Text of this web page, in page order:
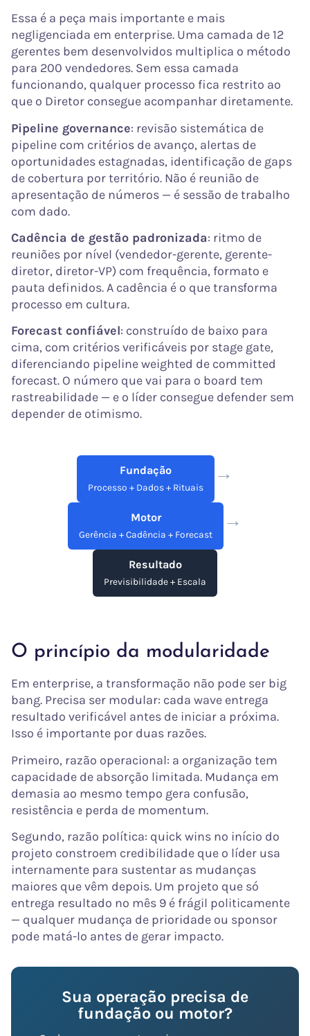
Essa é a peça mais importante e mais
negligenciada em enterprise. Uma camada de 12
gerentes bem desenvolvidos multiplica o método
para 200 vendedores. Sem essa camada
funcionando, qualquer processo fica restrito ao
que o Diretor consegue acompanhar diretamente.
Pipeline governance: revisão sistemática de
pipeline com critérios de avanço, alertas de
oportunidades estagnadas, identificação de gaps
de cobertura por território. Não é reunião de
apresentação de números — é sessão de trabalho
com dado.
Cadência de gestão padronizada: ritmo de
reuniões por nível (vendedor-gerente, gerente-
diretor, diretor-VP) com frequência, formato e
pauta definidos. A cadência é o que transforma
processo em cultura.
Forecast confiável: construído de baixo para
cima, com critérios verificáveis por stage gate,
diferenciando pipeline weighted de committed
forecast. O número que vai para o board tem
rastreabilidade — e o líder consegue defender sem
depender de otimismo.
Fundação
Processo + Dados + Rituais
→
Motor
Gerência + Cadência + Forecast
→
Resultado
Previsibilidade + Escala
O princípio da modularidade
Em enterprise, a transformação não pode ser big
bang. Precisa ser modular: cada wave entrega
resultado verificável antes de iniciar a próxima.
Isso é importante por duas razões.
Primeiro, razão operacional: a organização tem
capacidade de absorção limitada. Mudança em
demasia ao mesmo tempo gera confusão,
resistência e perda de momentum.
Segundo, razão política: quick wins no início do
projeto constroem credibilidade que o líder usa
internamente para sustentar as mudanças
maiores que vêm depois. Um projeto que só
entrega resultado no mês 9 é frágil politicamente
— qualquer mudança de prioridade ou sponsor
pode matá-lo antes de gerar impacto.
Sua operação precisa de
fundação ou motor?